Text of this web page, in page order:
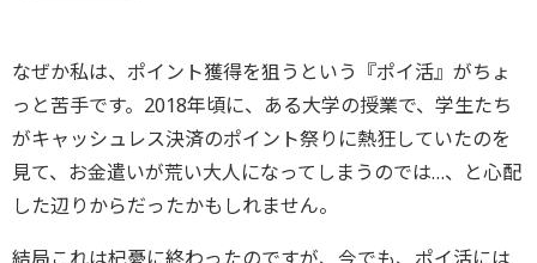
なぜか私は、ポイント獲得を狙うという『ポイ活』がちょ
っと苦手です。2018年頃に、ある大学の授業で、学生たち
がキャッシュレス決済のポイント祭りに熱狂していたのを
見て、お金遣いが荒い大人になってしまうのでは…、と心配
した辺りからだったかもしれません。